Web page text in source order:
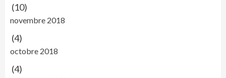
(10)
novembre 2018
(4)
octobre 2018
(4)